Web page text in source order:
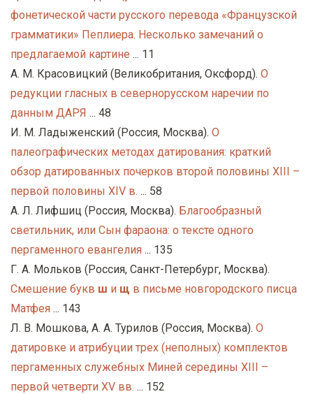
фонетической части русского перевода «Французской
грамматики» Пеплиера. Несколько замечаний о
предлагаемой картине ... 11
А. М. Красовицкий (Великобритания, Оксфорд). О
редукции гласных в севернорусском наречии по
данным ДАРЯ ... 48
И. М. Ладыженский (Россия, Москва). О
палеографических методах датирования: краткий
обзор датированных почерков второй половины XIII –
первой половины XIV в. ... 58
А. Л. Лифшиц (Россия, Москва). Благообразный
светильник, или Сын фараона: о тексте одного
пергаменного евангелия ... 135
Г. А. Мольков (Россия, Санкт-Петербург, Москва).
Смешение букв ш и щ в письме новгородского писца
Матфея ... 143
Л. В. Мошкова, А. А. Турилов (Россия, Москва). О
датировке и атрибуции трех (неполных) комплектов
пергаменных служебных Миней середины XIII –
первой четверти XV вв. ... 152